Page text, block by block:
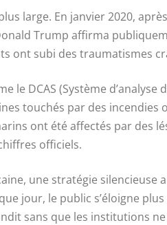
large. En janvier 2020,
Trump affirma
ont subi des traumatismes
le DCAS (Système
touchés par des incendies
ont été affectés par des
officiels.
une stratégie silencieuse
jour, le public s’éloigne
sans que les institutions ne